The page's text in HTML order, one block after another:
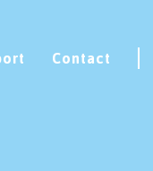
Contact